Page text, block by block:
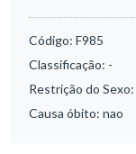
Código: F985
Classificação: -
Restrição do Sexo:
Causa óbito: nao